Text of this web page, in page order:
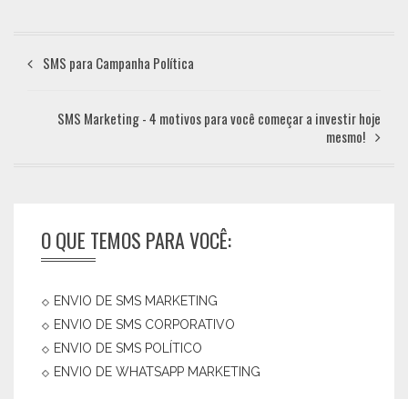
SMS para Campanha Política
SMS Marketing - 4 motivos para você começar a investir hoje
mesmo!
O QUE TEMOS PARA VOCÊ:
ENVIO DE SMS MARKETING
ENVIO DE SMS CORPORATIVO
ENVIO DE SMS POLÍTICO
ENVIO DE WHATSAPP MARKETING